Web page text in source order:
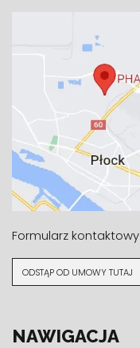
Formularz kontaktowy
ODSTĄP OD UMOWY TUTAJ
NAWIGACJA